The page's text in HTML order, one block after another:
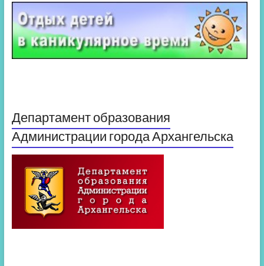
Департамент образования
Администрации города Архангельска